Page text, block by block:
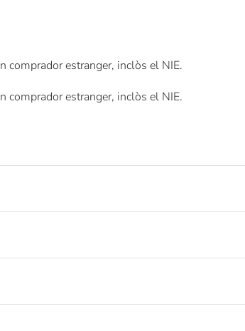
comprador estranger, inclòs el NIE.
comprador estranger, inclòs el NIE.